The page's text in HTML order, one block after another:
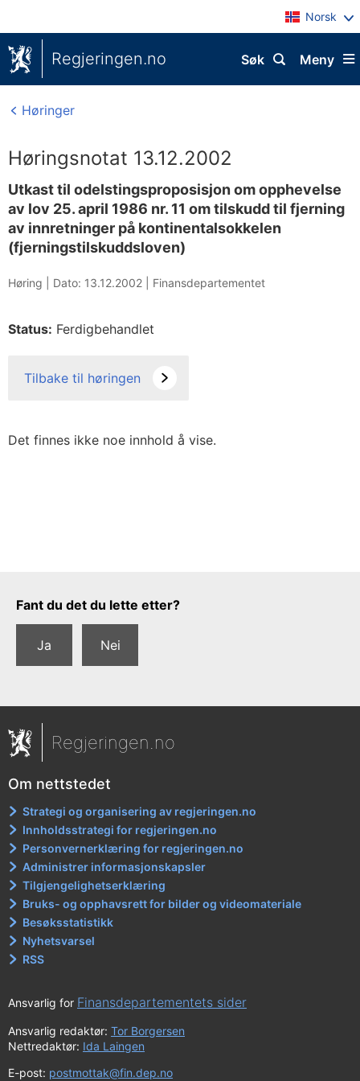
Norsk
Regjeringen.no Meny
Søk
Høringer
Høringsnotat 13.12.2002
Utkast til odelstingsproposisjon om opphevelse
av lov 25. april 1986 nr. 11 om tilskudd til fjerning
av innretninger på kontinentalsokkelen
(fjerningstilskuddsloven)
Høring | Dato: 13.12.2002 Finansdepartementet
Status: Ferdigbehandlet
Tilbake til høringen
Det finnes ikke noe innhold å vise.
Tilbakemeldingsskjema
Fant du det du lette etter?
Ja Nei
Regjeringen.no
Om nettstedet
Strategi og organisering av regjeringen.no
Innholdsstrategi for regjeringen.no
Personvernerklæring for regjeringen.no
Administrer informasjonskapsler
Tilgjengelighetserklæring
Bruks- og opphavsrett for bilder og videomateriale
Besøksstatistikk
Nyhetsvarsel
RSS
Ansvarlig for Finansdepartementets sider
Ansvarlig redaktør: Tor Borgersen
Nettredaktør: Ida Laingen
E-post: postmottak@fin.dep.no